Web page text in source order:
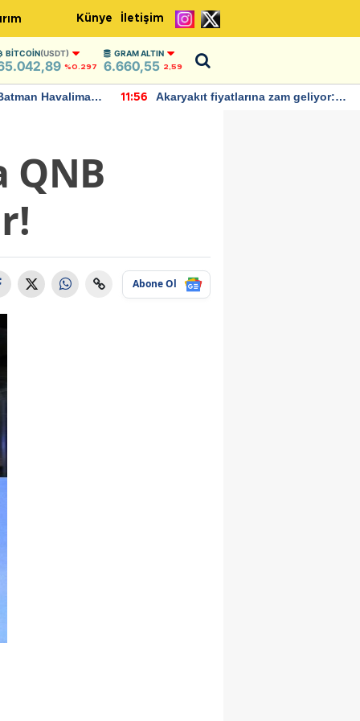
Künye İletişim
BITCOIN(USDT)
%0.297
GRAM ALTIN
6.660,55 2,59
Havalimanı
11:56
Akaryakıt fiyatlarına zam geliyor:
QNB
Abone Ol